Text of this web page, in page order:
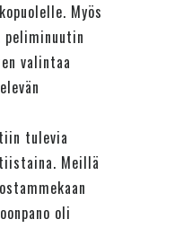
Myös
valintaa
tulevia
Meillä
oli